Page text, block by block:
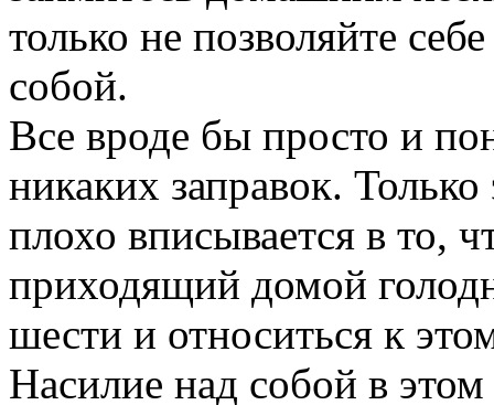
только не позволяйте
собой.
Все вроде бы просто и
никаких заправок.
плохо вписывается в то,
приходящий домой
шести и относиться к
Насилие над собой в